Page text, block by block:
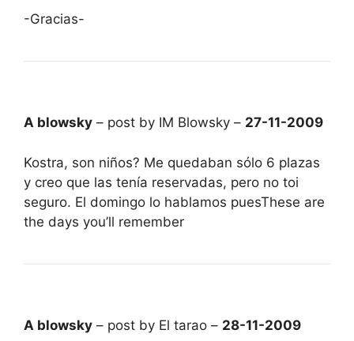
-Gracias-
A blowsky – post by IM Blowsky – 27-11-2009
Kostra, son niños? Me quedaban sólo 6 plazas
y creo que las tenía reservadas, pero no toi
seguro. El domingo lo hablamos puesThese are
the days you’ll remember
A blowsky – post by El tarao – 28-11-2009